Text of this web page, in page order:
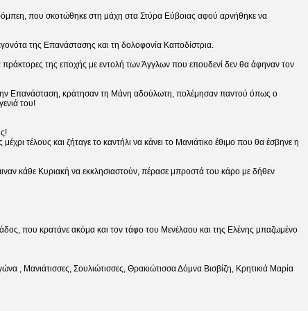
που σκοτώθηκε στη μάχη στα Στύρα Εύβοιας αφού αρνήθηκε να
της Επανάστασης και τη δολοφονία Καποδίστρια.
της εποχής με εντολή των Άγγλων που επουδενί δεν θα άφηναν τον
την Επανάσταση, κράτησαν τη Μάνη αδούλωτη, πολέμησαν παντού όπως ο
του!
τέλους και ζήταγε το καντήλι να κάνει το Μανιάτικο έθιμο που θα έσβηνε η
κάθε Κυριακή να εκκλησιαστούν, πέρασε μπροστά του κάρο με δήθεν
που κρατάνε ακόμα και τον τάφο του Μενέλαου και της Ελένης μπαζωμένο
, Μανιάτισσες, Σουλιώτισσες, Θρακιώτισσα Δόμνα Βισβίζη, Κρητικιά Μαρία